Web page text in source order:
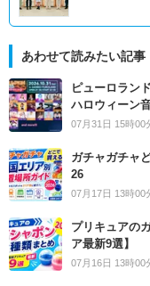
あわせて読みたい記事
ピューロラン
ハロウィーン
07月31日 15時00
ガチャガチャ
26
07月17日 13時00
プリキュアの
ア最新9選】
07月16日 13時00